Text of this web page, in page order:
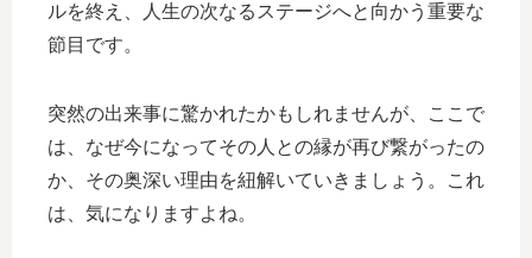
ルを終え、人生の次なるステージへと向かう重要な
節目です。
突然の出来事に驚かれたかもしれませんが、ここで
は、なぜ今になってその人との縁が再び繋がったの
か、その奥深い理由を紐解いていきましょう。これ
は、気になりますよね。